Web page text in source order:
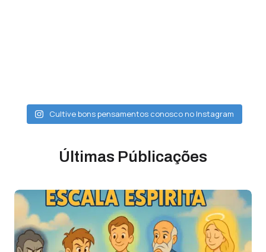
Cultive bons pensamentos conosco no Instagram
Últimas Públicações